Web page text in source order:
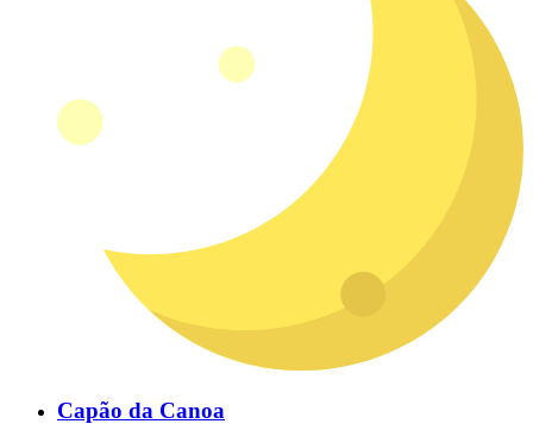
Capão da Canoa